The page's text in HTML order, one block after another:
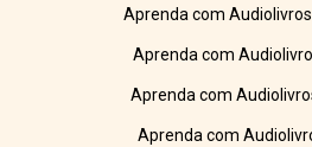
Aprenda com
Aprenda com
Aprenda com
Aprenda com